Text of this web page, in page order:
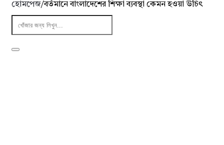
হোমপেজ/বর্তমানে বাংলাদেশের শিক্ষা ব্যবস্থা কেমন হওয়া উচিৎ